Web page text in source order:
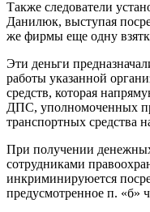
Также следователи
Данилюк, выступая
же фирмы еще одну
Эти деньги
работы указанной
средств, которая
ДПС, уполномоченных
транспортных средства
При получении
сотрудниками
инкриминируюется
предусмотренное п. «б»